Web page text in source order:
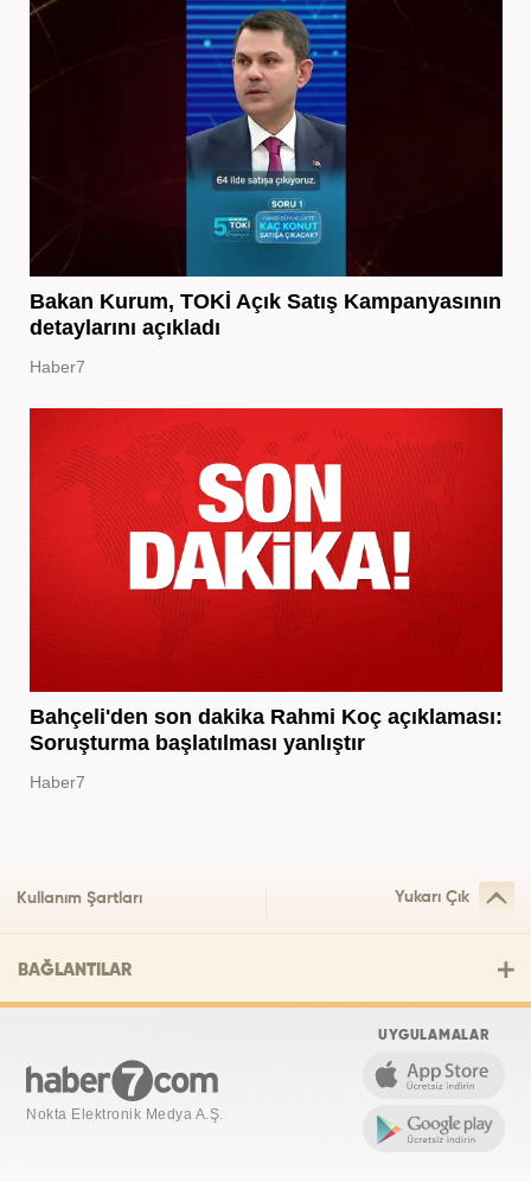
Bakan Kurum, TOKİ Açık Satış Kampanyasının
detaylarını açıkladı
Haber7
Bahçeli'den son dakika Rahmi Koç açıklaması:
Soruşturma başlatılması yanlıştır
Haber7
Kullanım Şartları Yukarı Çık
BAĞLANTILAR
Nokta Elektronik Medya A.Ş.
UYGULAMALAR